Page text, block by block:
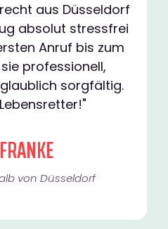
aus Düsseldorf
absolut stressfrei
Anruf bis zum
professionell,
sorgfältig.
von Düsseldorf​